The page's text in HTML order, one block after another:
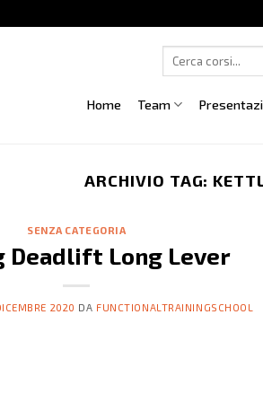
Home Team
ARCHIVIO TAG:
SENZA CATEGORIA
Deadlift Long Lever
2020 DA FUNCTIONALTRAININGSCHOOL